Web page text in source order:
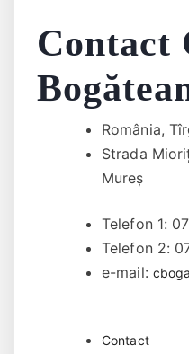
Contact
România,
Strada
Mureș
Telefon 1:
Telefon 2:
e-mail:
Contact